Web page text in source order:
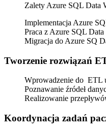
Zalety Azure SQL Data
Implementacja Azure
Praca z Azure SQL Data
Migracja do Azure SQ
Tworzenie rozwiązań
Wprowadzenie do ETL
Poznawanie źródeł
Realizowanie
Koordynacja zadań